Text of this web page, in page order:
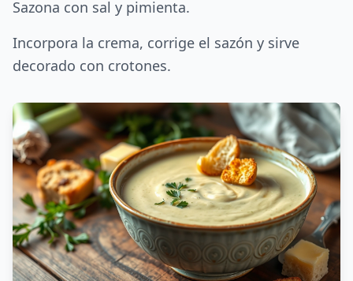
Sazona con sal y pimienta.
Incorpora la crema, corrige el sazón y sirve
decorado con crotones.